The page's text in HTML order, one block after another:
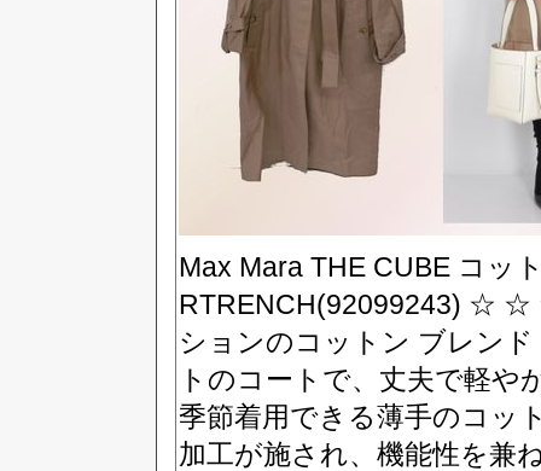
Max Mara THE CUBE コッ
RTRENCH(92099243) ☆
ションのコットン ブレン
トのコートで、丈夫で軽や
季節着用できる薄手のコッ
加工が施され、機能性を兼